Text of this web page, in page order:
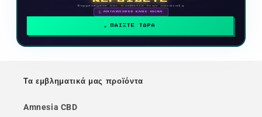
Συμμετέχετε και ανεβείτε στην κατάταξη
🗓 ΑΝΤΑΜΟΙΒΕΣ ΚΑΘΕ ΜΗΝΑ
ΠΑΙΞΤΕ ΤΩΡΑ
Τα εμβληματικά μας προϊόντα
Amnesia CBD